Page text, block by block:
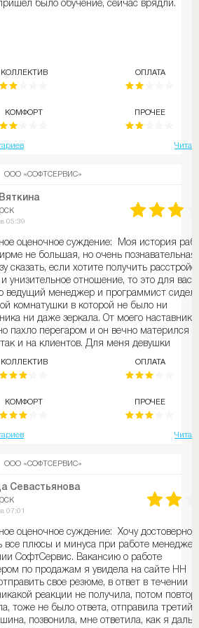
что начальник мне все затраты вернет.
зарплата с 50 упала до 40 т.р. Я об этом
директору, он пожурил моего начальника
пару месяцев отстал, по зарплате я
т.р., но счастье было не долго, потом он
и я не выдержал и ушел от туда.
хочу сказать одно, это
было обучение, сейчас врядли.
КОЛЛЕКТИВ
КОМФОРТ
ОПЛАТА
ПРОЧЕЕ
ООО «СОФТСЕРВИС»
05:39
оценочное суждение: Моя история
не большая, но очень познавательная.
сказать, если хотите получить
унизительное отношение, то это для вас.
ведущий менеджер и программист
комнатушки в которой не было ни
ни даже зеркала. От моего наставника
пахло перегаром и он вечно матерился
и на клиентов. Для меня девушки
в семье инженеров, где никто не пил и не
нецензурной бранью. Что касается
месте кушать, т.к. по близости не было
и можно было пользоваться водой из
Мы частенько чаевничали, до тех пор пока
Мы потом написали коллективную
санопедстанцию, но это было
директора там было все схвачено, потому
на своем рабочем месте, хотя по
это должна делать уборщица,
не прикосновенна, так как была
директора. Также весной нас вместо
вызывали три раза в субботний не
на субботник. Если не хотите
то не идите работать в эту ужасную
могу отметить только удобный
КОЛЛЕКТИВ
КОМФОРТ
ОПЛАТА
ПРОЧЕЕ
ООО «СОФТСЕРВИС»
Севастьянова
07:01
оценочное суждение: Хочу достоверно
все плюсы и минуса при работе
СофтСервис. Вакансию о работе
по продажам я увидела на сайте НН
свое резюме, в ответ в течении
реакции не получила, потом
тоже не было ответа, отправила третий
позвонила, мне ответила, как я